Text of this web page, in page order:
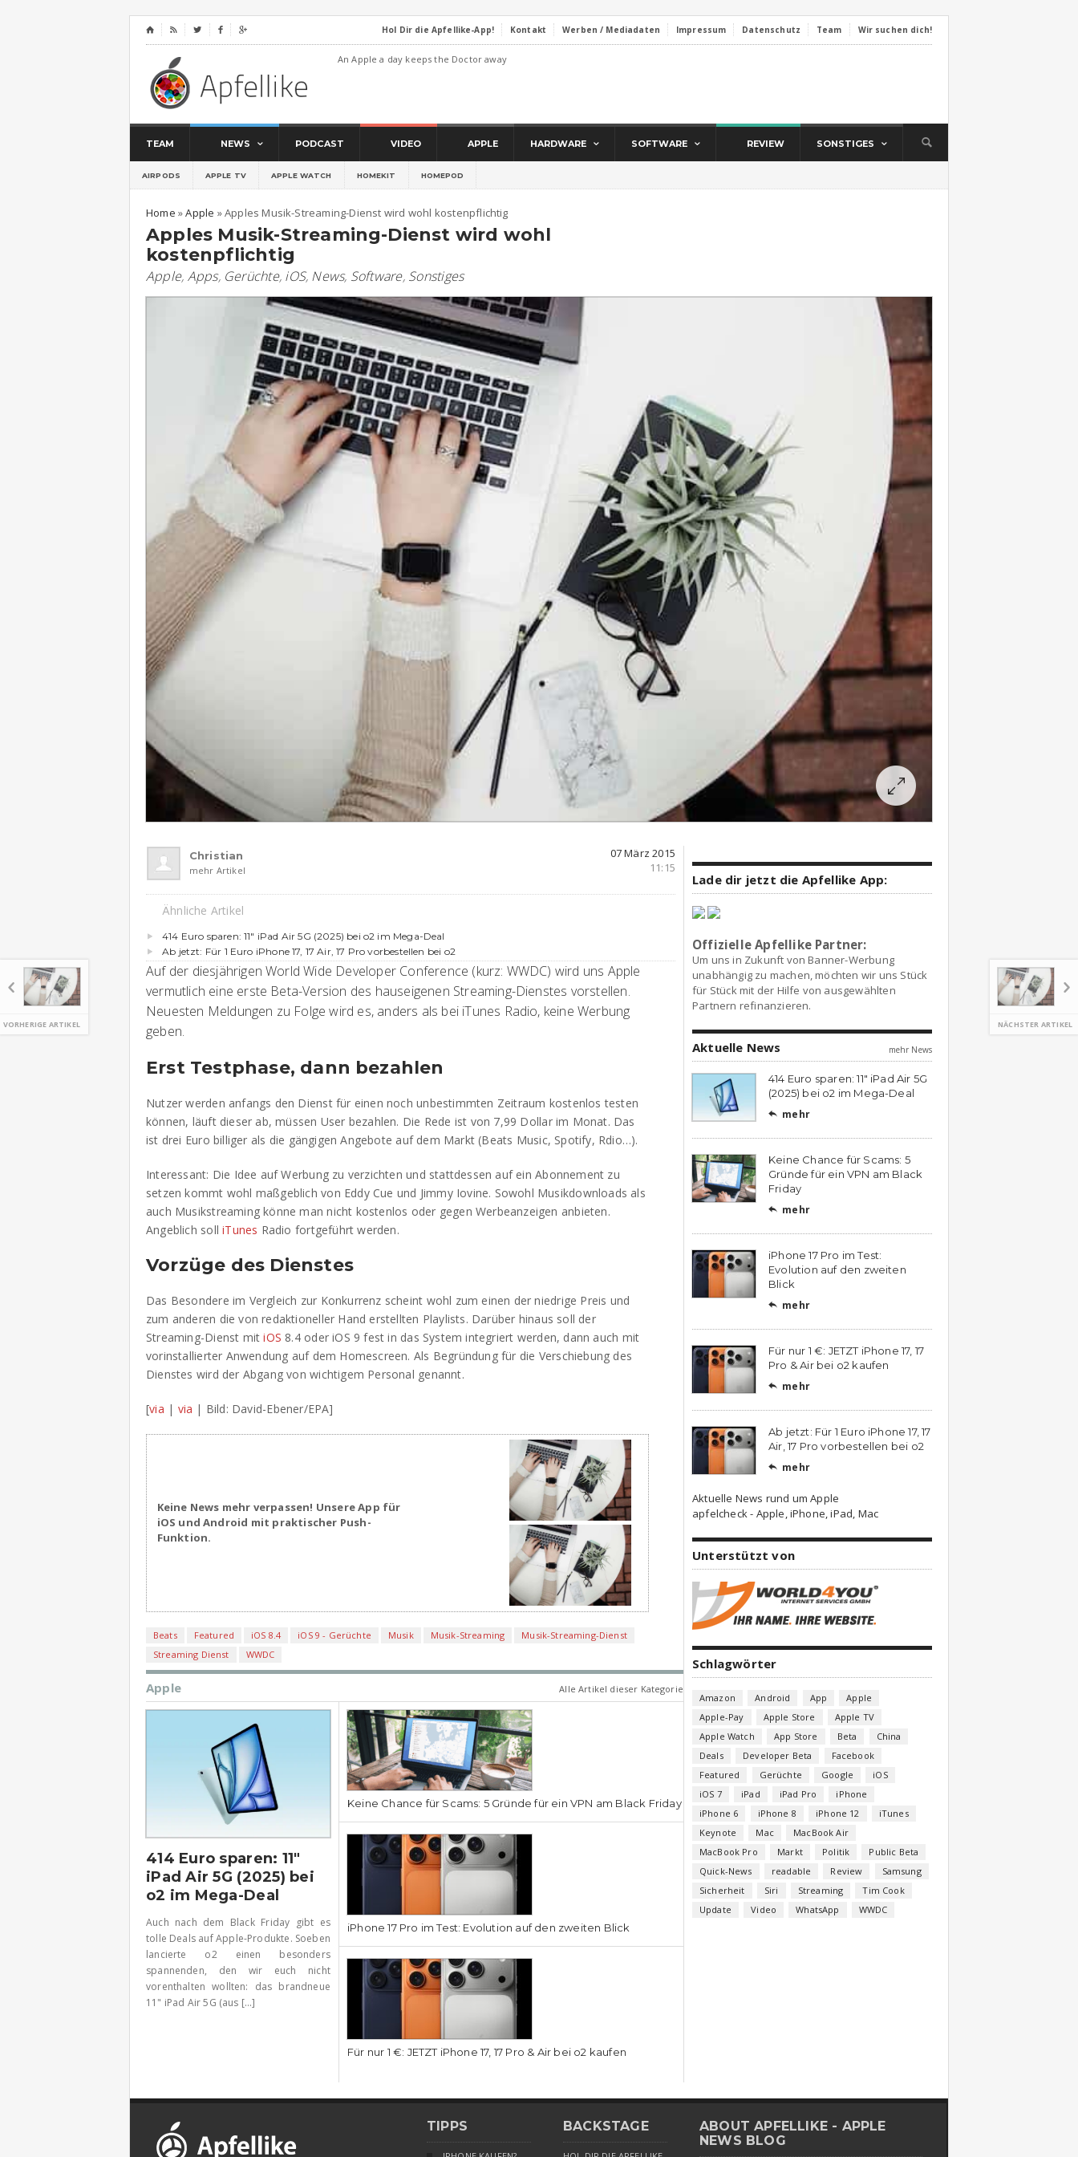
VORHERIGE ARTIKEL NÄCHSTER ARTIKEL
⌂     Hol Dir die Apfellike-App! Kontakt Werben / Mediadaten Impressum Datenschutz Team Wir suchen dich!
An Apple a day keeps the Doctor away
TEAM NEWS PODCAST VIDEO APPLE HARDWARE SOFTWARE REVIEW SONSTIGES
AIRPODS APPLE TV APPLE WATCH HOMEKIT HOMEPOD
Home »Apple »Apples Musik-Streaming-Dienst wird wohl kostenpflichtig
Apples Musik-Streaming-Dienst wird wohl
kostenpflichtig
Apple, Apps, Gerüchte, iOS, News, Software, Sonstiges
Christian
mehr Artikel
07 März 2015
11:15
Ähnliche Artikel
414 Euro sparen: 11″ iPad Air 5G (2025) bei o2 im Mega-Deal
Ab jetzt: Für 1 Euro iPhone 17, 17 Air, 17 Pro vorbestellen bei o2
Auf der diesjährigen World Wide Developer Conference (kurz: WWDC) wird uns Apple
vermutlich eine erste Beta-Version des hauseigenen Streaming-Dienstes vorstellen.
Neuesten Meldungen zu Folge wird es, anders als bei iTunes Radio, keine Werbung
geben.
Erst Testphase, dann bezahlen
Nutzer werden anfangs den Dienst für einen noch unbestimmten Zeitraum kostenlos testen
können, läuft dieser ab, müssen User bezahlen. Die Rede ist von 7,99 Dollar im Monat. Das
ist drei Euro billiger als die gängigen Angebote auf dem Markt (Beats Music, Spotify, Rdio…).
Interessant: Die Idee auf Werbung zu verzichten und stattdessen auf ein Abonnement zu
setzen kommt wohl maßgeblich von Eddy Cue und Jimmy Iovine. Sowohl Musikdownloads als
auch Musikstreaming könne man nicht kostenlos oder gegen Werbeanzeigen anbieten.
Angeblich solliTunes Radio fortgeführt werden.
Vorzüge des Dienstes
Das Besondere im Vergleich zur Konkurrenz scheint wohl zum einen der niedrige Preis und
zum anderen die von redaktioneller Hand erstellten Playlists. Darüber hinaus soll der
Streaming-Dienst mitiOS 8.4 oder iOS 9 fest in das System integriert werden, dann auch mit
vorinstallierter Anwendung auf dem Homescreen. Als Begründung für die Verschiebung des
Dienstes wird der Abgang von wichtigem Personal genannt.
[via | via | Bild: David-Ebener/EPA]
Keine News mehr verpassen! Unsere App für
iOS und Android mit praktischer Push-
Funktion.
Beats Featured iOS 8.4 iOS 9 - Gerüchte Musik Musik-Streaming
Musik-Streaming-Dienst
Streaming Dienst
WWDC
Apple Alle Artikel dieser Kategorie
414 Euro sparen: 11″
iPad Air 5G (2025) bei
o2 im Mega-Deal
Auch nach dem Black Friday gibt es
tolle Deals auf Apple-Produkte. Soeben
lancierte o2 einen besonders
spannenden, den wir euch nicht
vorenthalten wollten: das brandneue
11" iPad Air 5G (aus [...]
Keine Chance für Scams: 5 Gründe für ein VPN am Black Friday
iPhone 17 Pro im Test: Evolution auf den zweiten Blick
Für nur 1 €: JETZT iPhone 17, 17 Pro & Air bei o2 kaufen
Lade dir jetzt die Apfellike App:
Offizielle Apfellike Partner:
Um uns in Zukunft von Banner-Werbung
unabhängig zu machen, möchten wir uns Stück
für Stück mit der Hilfe von ausgewählten
Partnern refinanzieren.
Aktuelle News mehr News
414 Euro sparen: 11″ iPad Air 5G
(2025) bei o2 im Mega-Deal
 mehr
Keine Chance für Scams: 5
Gründe für ein VPN am Black
Friday
 mehr
iPhone 17 Pro im Test:
Evolution auf den zweiten
Blick
 mehr
Für nur 1 €: JETZT iPhone 17, 17
Pro & Air bei o2 kaufen
 mehr
Ab jetzt: Für 1 Euro iPhone 17, 17
Air, 17 Pro vorbestellen bei o2
 mehr
Aktuelle News rund um Apple
apfelcheck - Apple, iPhone, iPad, Mac
Unterstützt von
Schlagwörter
Amazon Android App
Apple
Apple-Pay
Apple Store
Apple TV
Apple Watch
App Store Beta
China
Deals
Developer Beta
Facebook
Featured
Gerüchte Google
iOS
iOS 7
iPad iPad Pro
iPhone
iPhone 6
iPhone 8 iPhone 12
iTunes
Keynote
Mac
MacBook Air
MacBook Pro
Markt Politik
Public Beta
Quick-News
readable Review
Samsung
Sicherheit
Siri Streaming
Tim Cook
Update
Video WhatsApp WWDC
TIPPS BACKSTAGE
ABOUT APFELLIKE - APPLE
NEWS BLOG